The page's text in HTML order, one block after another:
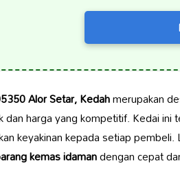
Alor Setar, Kedahmerupakan
harga yang kompetitif. Kedai ini
keyakinan kepada setiap
kemas idamandengan cepat